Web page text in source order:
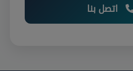
اتصل بنا